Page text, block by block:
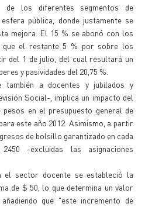
de los diferentes segmentos de
pública, donde justamente se
mejora. El 15 % se abonó con los
que el restante 5 % por sobre los
del 1 de julio, del cual resultará un
y pasividades del 20,75 %.
también a docentes y jubilados y
Social-, implica un impacto del
en el presupuesto general de
este año 2012. Asimismo, a partir
de bolsillo garantizado en cada
-excluidas las asignaciones
el sector docente se estableció la
de $ 50, lo que determina un valor
que "este incremento de